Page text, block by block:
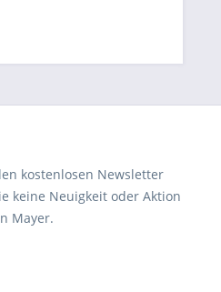
kostenlosen Newsletter
keine Neuigkeit oder Aktion
Mayer.